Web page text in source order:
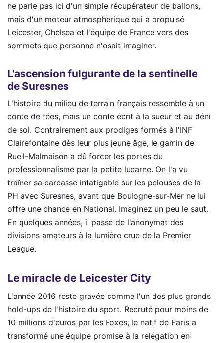
ne parle pas ici d'un simple récupérateur de ballons,
mais d'un moteur atmosphérique qui a propulsé
Leicester, Chelsea et l'équipe de France vers des
sommets que personne n'osait imaginer.
L'ascension fulgurante de la sentinelle
de Suresnes
L'histoire du milieu de terrain français ressemble à un
conte de fées, mais un conte écrit à la sueur et au déni
de soi. Contrairement aux prodiges formés à l'INF
Clairefontaine dès leur plus jeune âge, le gamin de
Rueil-Malmaison a dû forcer les portes du
professionnalisme par la petite lucarne. On l'a vu
traîner sa carcasse infatigable sur les pelouses de la
PH avec Suresnes, avant que Boulogne-sur-Mer ne lui
offre une chance en National. Imaginez un peu le saut.
En quelques années, il passe de l'anonymat des
divisions amateurs à la lumière crue de la Premier
League.
Le miracle de Leicester City
L'année 2016 reste gravée comme l'un des plus grands
hold-ups de l'histoire du sport. Recruté pour moins de
10 millions d'euros par les Foxes, le natif de Paris a
transformé une équipe promise à la relégation en